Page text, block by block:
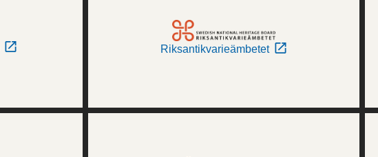
Riksantikvarieämbetet